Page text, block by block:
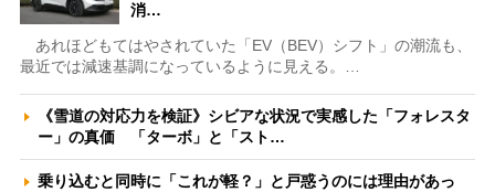
消…
あれほどもてはやされていた「EV（BEV）シフト」の潮流も、
最近では減速基調になっているように見える。…
《雪道の対応力を検証》シビアな状況で実感した「フォレスタ
ー」の真価 「ターボ」と「スト…
乗り込むと同時に「これが軽？」と戸惑うのには理由があっ